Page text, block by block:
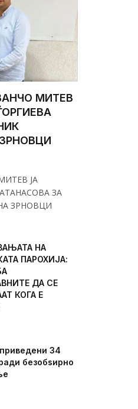
МИТЕВ
ЈА
ЗА
ЗРНОВЦИ
НА
ПАРОХИЈА:
ДА СЕ
КОГА Е
34
безобѕирно